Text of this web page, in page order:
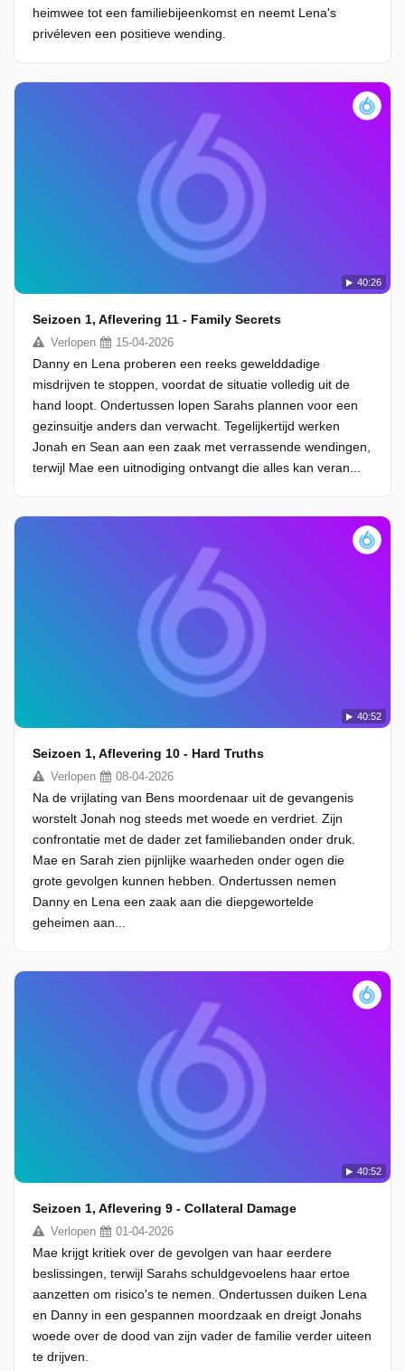
heimwee tot een familiebijeenkomst en neemt Lena's
privéleven een positieve wending.
40:26
Seizoen 1, Aflevering 11 - Family Secrets
Verlopen 15-04-2026
Danny en Lena proberen een reeks gewelddadige
misdrijven te stoppen, voordat de situatie volledig uit de
hand loopt. Ondertussen lopen Sarahs plannen voor een
gezinsuitje anders dan verwacht. Tegelijkertijd werken
Jonah en Sean aan een zaak met verrassende wendingen,
terwijl Mae een uitnodiging ontvangt die alles kan veran...
40:52
Seizoen 1, Aflevering 10 - Hard Truths
Verlopen 08-04-2026
Na de vrijlating van Bens moordenaar uit de gevangenis
worstelt Jonah nog steeds met woede en verdriet. Zijn
confrontatie met de dader zet familiebanden onder druk.
Mae en Sarah zien pijnlijke waarheden onder ogen die
grote gevolgen kunnen hebben. Ondertussen nemen
Danny en Lena een zaak aan die diepgewortelde
geheimen aan...
40:52
Seizoen 1, Aflevering 9 - Collateral Damage
Verlopen 01-04-2026
Mae krijgt kritiek over de gevolgen van haar eerdere
beslissingen, terwijl Sarahs schuldgevoelens haar ertoe
aanzetten om risico's te nemen. Ondertussen duiken Lena
en Danny in een gespannen moordzaak en dreigt Jonahs
woede over de dood van zijn vader de familie verder uiteen
te drijven.